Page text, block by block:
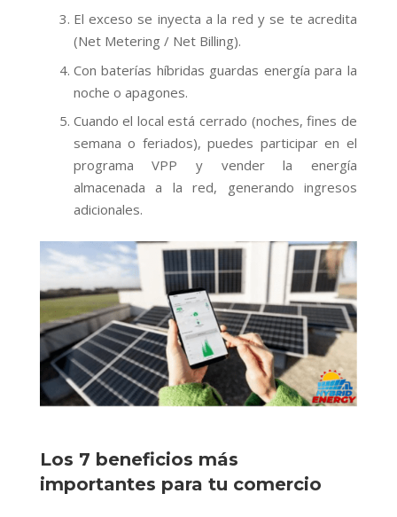
El exceso se inyecta a la red y se te acredita
(Net Metering / Net Billing).
Con baterías híbridas guardas energía para la
noche o apagones.
Cuando el local está cerrado (noches, fines de
semana o feriados), puedes participar en el
programa VPP y vender la energía
almacenada a la red, generando ingresos
adicionales.
Los 7 beneficios más
importantes para tu comercio